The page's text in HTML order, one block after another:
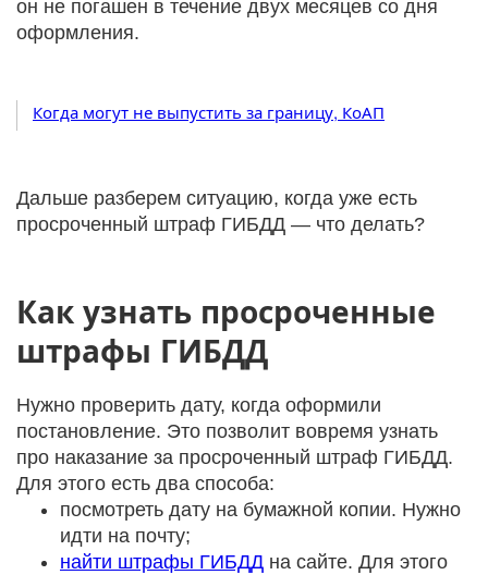
он не погашен в течение двух месяцев со дня
оформления.
Когда могут не выпустить за границу, КоАП
Дальше разберем ситуацию, когда уже есть
просроченный штраф ГИБДД — что делать?
Как узнать просроченные
штрафы ГИБДД
Нужно проверить дату, когда оформили
постановление. Это позволит вовремя узнать
про наказание за просроченный штраф ГИБДД.
Для этого есть два способа:
посмотреть дату на бумажной копии. Нужно
идти на почту;
найти штрафы ГИБДД на сайте. Для этого